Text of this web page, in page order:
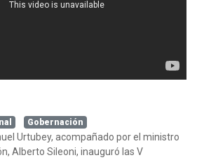
Gobernación
Urtubey, acompañado por el ministro
Alberto Sileoni, inauguró las V